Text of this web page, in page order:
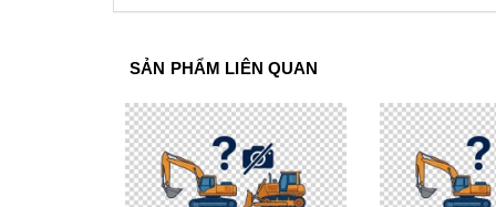
SẢN PHẨM LIÊN QUAN